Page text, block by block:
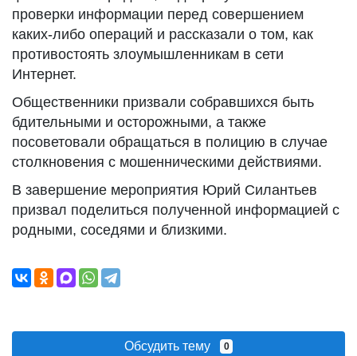
проверки информации перед совершением
каких-либо операций и рассказали о том, как
противостоять злоумышленникам в сети
Интернет.
Общественники призвали собравшихся быть
бдительными и осторожными, а также
посоветовали обращаться в полицию в случае
столкновения с мошенническими действиями.
В завершение мероприятия Юрий Силантьев
призвал поделиться полученной информацией с
родными, соседями и близкими.
Обсудить тему 0